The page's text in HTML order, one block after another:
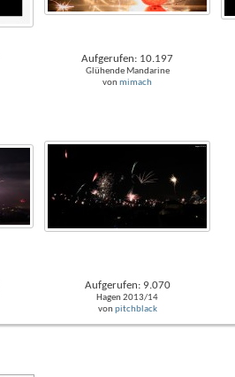
Aufgerufen: 10.197
Glühende Mandarine
von mimach
Aufgerufen: 9.070
Hagen 2013/14
von pitchblack